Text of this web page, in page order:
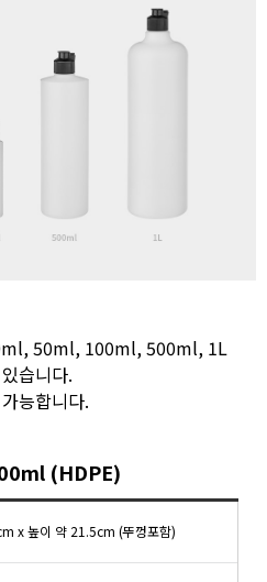
50ml, 100ml, 500ml, 1L
습니다.
능합니다.
(HDPE)
x 높이 약 21.5cm (뚜껑포함)